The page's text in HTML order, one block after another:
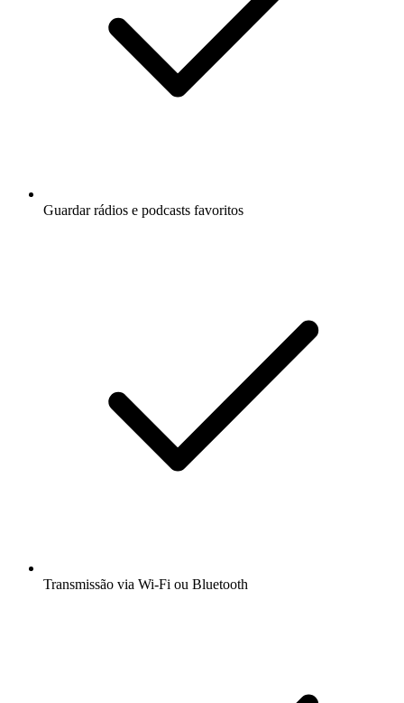
Guardar rádios e podcasts favoritos
Transmissão via Wi-Fi ou Bluetooth